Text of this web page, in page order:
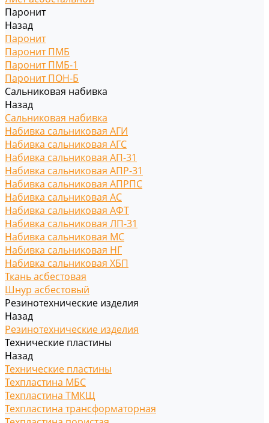
Паронит
Назад
Паронит
Паронит ПМБ
Паронит ПМБ-1
Паронит ПОН-Б
Сальниковая набивка
Назад
Сальниковая набивка
Набивка сальниковая АГИ
Набивка сальниковая АГС
Набивка сальниковая АП-31
Набивка сальниковая АПР-31
Набивка сальниковая АПРПС
Набивка сальниковая АС
Набивка сальниковая АФТ
Набивка сальниковая ЛП-31
Набивка сальниковая МС
Набивка сальниковая НГ
Набивка сальниковая ХБП
Ткань асбестовая
Шнур асбестовый
Резинотехнические изделия
Назад
Резинотехнические изделия
Технические пластины
Назад
Технические пластины
Техпластина МБС
Техпластина ТМКЩ
Техпластина трансформаторная